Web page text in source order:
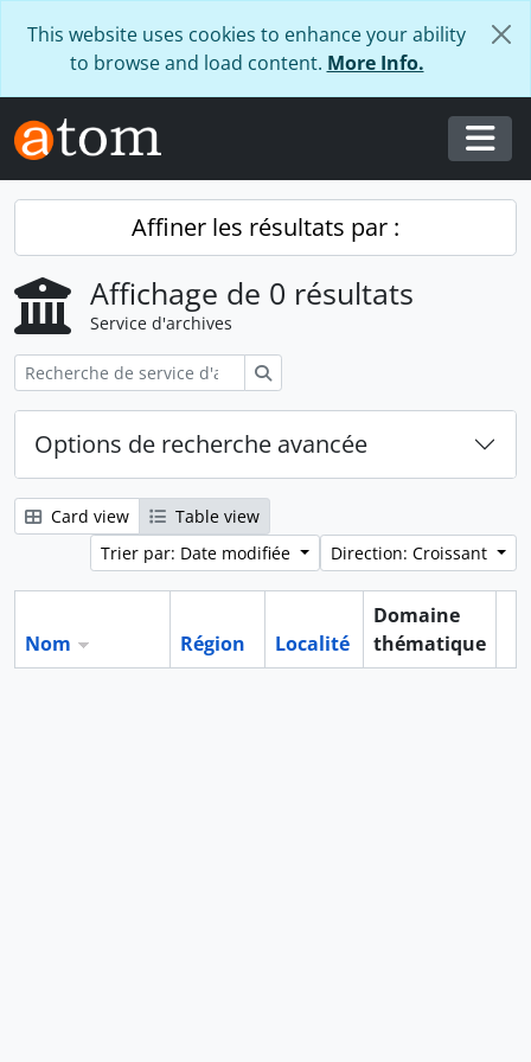
This website uses cookies to enhance your ability
to browse and load content. More Info.
Affiner les résultats par :
Affichage de 0 résultats
Service d'archives
Options de recherche avancée
Card view
Table view
Trier par: Date modifiée
Direction: Croissant
Nom Région Localité
Domaine
thématique